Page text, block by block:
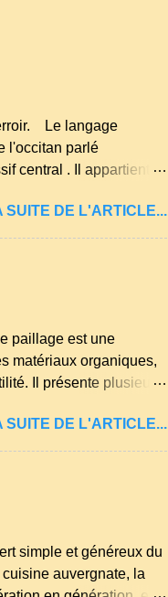
Le langage
l'occitan parlé
central . Il appartient à
il reste une langue
mots typiques
Puy-de-Dôme . A
SUITE DE L'ARTICLE...
paillage est une
matériaux organiques,
Il présente plusieurs
: Il empêche la lumière
contre les
excessive en été.
et
SUITE DE L'ARTICLE...
simple et généreux du
auvergnate, la